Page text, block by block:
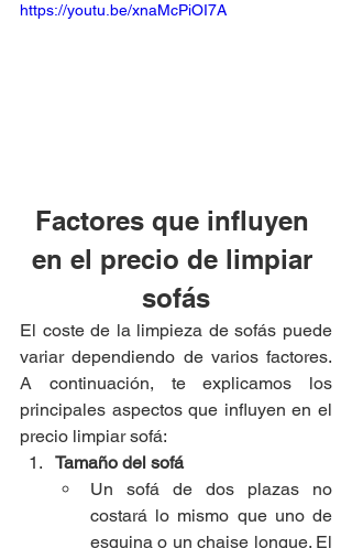
https://youtu.be/xnaMcPiOI7A
Factores que influyen
en el precio de limpiar
sofás
El coste de la limpieza de sofás puede
variar dependiendo de varios factores.
A continuación, te explicamos los
principales aspectos que influyen en el
precio limpiar sofá:
Tamaño del sofá
Un sofá de dos plazas no
costará lo mismo que uno de
esquina o un chaise longue. El